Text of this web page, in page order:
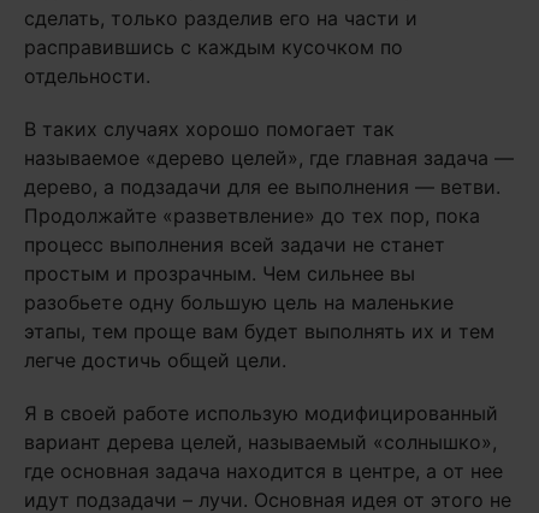
сделать, только разделив его на части и
расправившись с каждым кусочком по
отдельности.
В таких случаях хорошо помогает так
называемое «дерево целей», где главная задача —
дерево, а подзадачи для ее выполнения — ветви.
Продолжайте «разветвление» до тех пор, пока
процесс выполнения всей задачи не станет
простым и прозрачным. Чем сильнее вы
разобьете одну большую цель на маленькие
этапы, тем проще вам будет выполнять их и тем
легче достичь общей цели.
Я в своей работе использую модифицированный
вариант дерева целей, называемый «солнышко»,
где основная задача находится в центре, а от нее
идут подзадачи – лучи. Основная идея от этого не